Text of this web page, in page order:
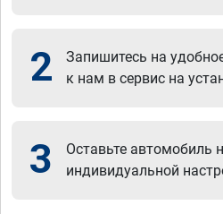
2
Запишитесь на
к нам в сервис на
3
Оставьте автомобиль
индивидуальной